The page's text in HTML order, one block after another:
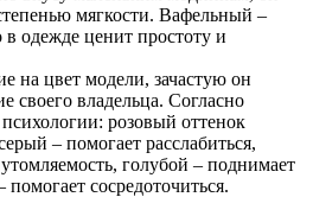
мягкости. Вафельный –
в одежде ценит простоту и
на цвет модели, зачастую он
своего владельца. Согласно
розовый оттенок
– помогает расслабиться,
голубой – поднимает
сосредоточиться.